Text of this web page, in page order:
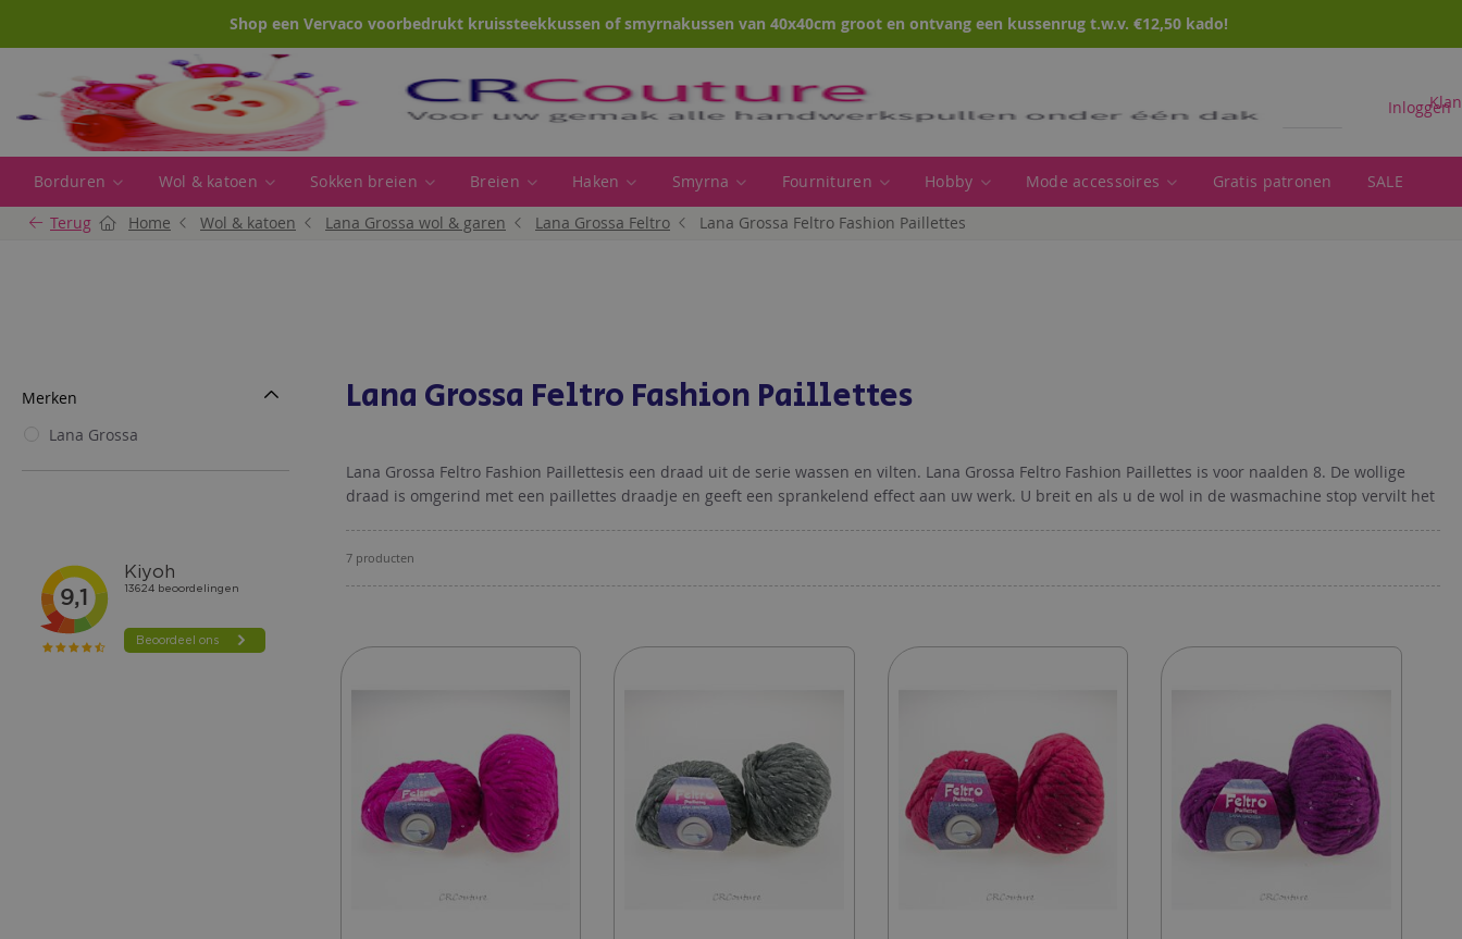
Shop een Vervaco voorbedrukt kruissteekkussen of smyrnakussen van 40x40cm groot en ontvang een kussenrug t.w.v. €12,50 kado!
Zoeken
Inloggen
Borduren Wol & katoen Sokken breien Breien Haken Smyrna Fournituren Hobby Mode accessoires Gratis patronen
SALE
Terug
Home Wol & katoen Lana Grossa wol & garen Lana Grossa Feltro Lana Grossa Feltro Fashion Paillettes
Lana Grossa Feltro Fashion Paillettes
Lana Grossa Feltro Fashion Paillettesis een draad uit de serie wassen en vilten. Lana Grossa Feltro Fashion Paillettes is voor naalden 8. De wollige
draad is omgerind met een paillettes draadje en geeft een sprankelend effect aan uw werk. U breit en als u de wol in de wasmachine stop vervilt het
7producten
Merken
Lana Grossa